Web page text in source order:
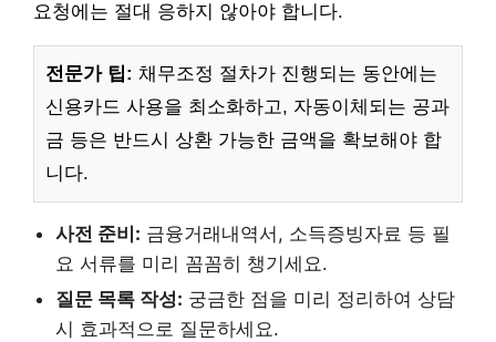
요청에는 절대 응하지 않아야 합니다.
전문가 팁: 채무조정 절차가 진행되는 동안에는
신용카드 사용을 최소화하고, 자동이체되는 공과
금 등은 반드시 상환 가능한 금액을 확보해야 합
니다.
사전 준비: 금융거래내역서, 소득증빙자료 등 필
요 서류를 미리 꼼꼼히 챙기세요.
질문 목록 작성: 궁금한 점을 미리 정리하여 상담
시 효과적으로 질문하세요.